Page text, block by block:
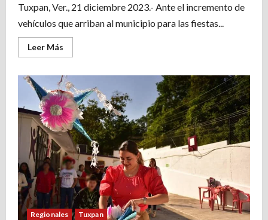
Tuxpan, Ver., 21 diciembre 2023.- Ante el incremento de
vehículos que arriban al municipio para las fiestas...
Leer Más
más
Realizan
campaña
de
concientización
vial
para
temporada
vacacional
Regionales Tuxpan